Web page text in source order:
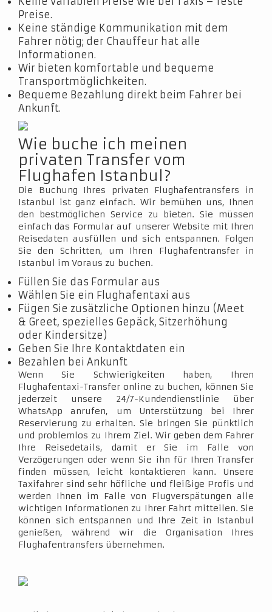
Preise.
Keine ständige Kommunikation mit dem
Fahrer nötig; der Chauffeur hat alle
Informationen.
Wir bieten komfortable und bequeme
Transportmöglichkeiten.
Bequeme Bezahlung direkt beim Fahrer bei
Ankunft.
Wie buche ich meinen
privaten Transfer vom
Flughafen Istanbul?
Die Buchung Ihres privaten Flughafentransfers in
Istanbul ist ganz einfach. Wir bemühen uns, Ihnen
den bestmöglichen Service zu bieten. Sie müssen
einfach das Formular auf unserer Website mit Ihren
Reisedaten ausfüllen und sich entspannen. Folgen
Sie den Schritten, um Ihren Flughafentransfer in
Istanbul im Voraus zu buchen.
Füllen Sie das Formular aus
Wählen Sie ein Flughafentaxi aus
Fügen Sie zusätzliche Optionen hinzu (Meet
& Greet, spezielles Gepäck, Sitzerhöhung
oder Kindersitze)
Geben Sie Ihre Kontaktdaten ein
Bezahlen bei Ankunft
Wenn Sie Schwierigkeiten haben, Ihren
Flughafentaxi-Transfer online zu buchen, können Sie
jederzeit unsere 24/7-Kundendienstlinie über
WhatsApp anrufen, um Unterstützung bei Ihrer
Reservierung zu erhalten. Sie bringen Sie pünktlich
und problemlos zu Ihrem Ziel. Wir geben dem Fahrer
Ihre Reisedetails, damit er Sie im Falle von
Verzögerungen oder wenn Sie ihn für Ihren Transfer
finden müssen, leicht kontaktieren kann. Unsere
Taxifahrer sind sehr höfliche und fleißige Profis und
werden Ihnen im Falle von Flugverspätungen alle
wichtigen Informationen zu Ihrer Fahrt mitteilen. Sie
können sich entspannen und Ihre Zeit in Istanbul
genießen, während wir die Organisation Ihres
Flughafentransfers übernehmen.